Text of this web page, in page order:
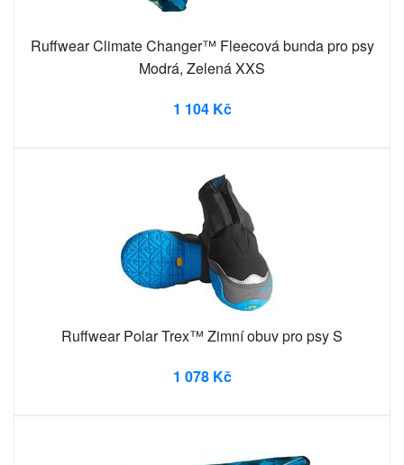
Ruffwear Climate Changer™ Fleecová bunda pro psy
Modrá, Zelená XXS
1 104 Kč
Ruffwear Polar Trex™ Zimní obuv pro psy S
1 078 Kč